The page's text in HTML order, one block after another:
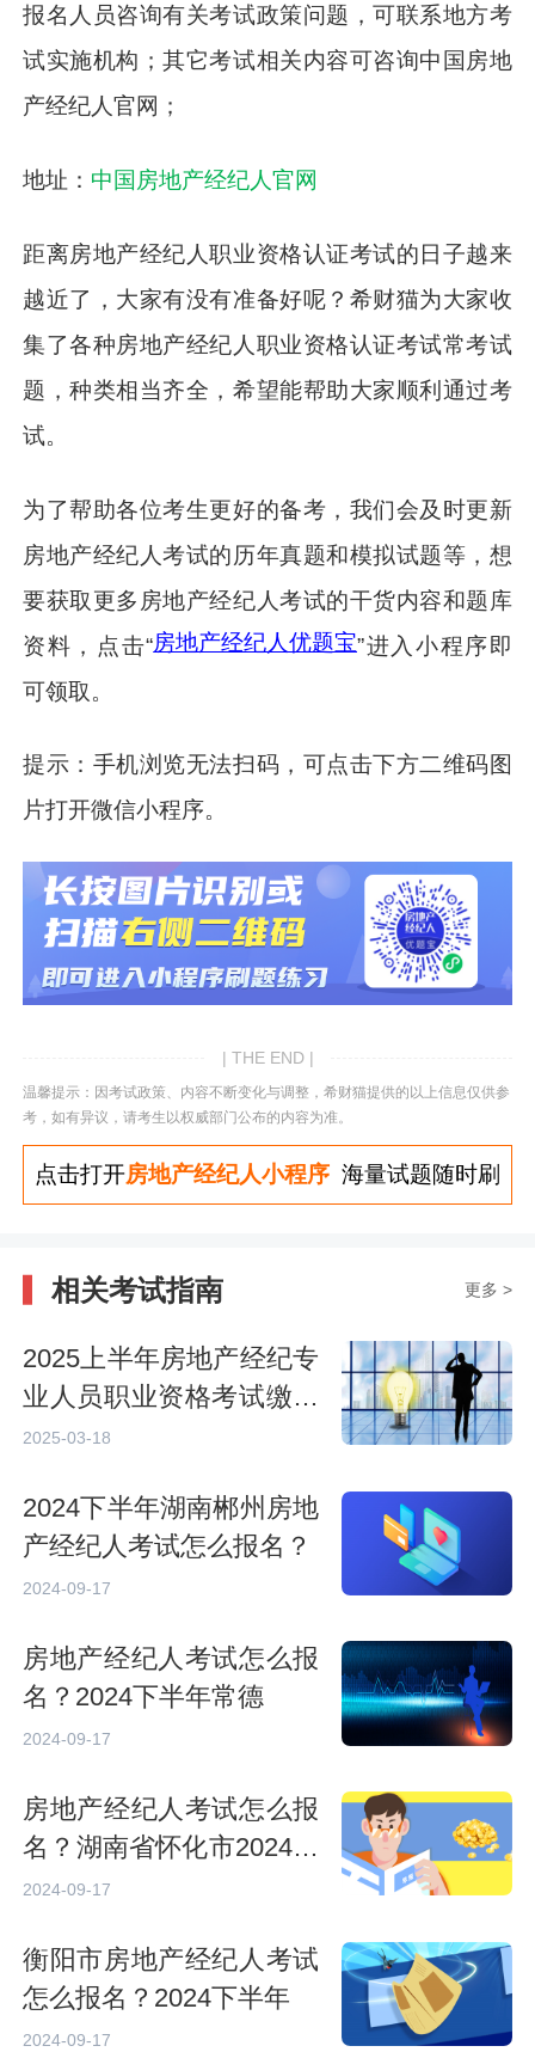
报名人员咨询有关考试政策问题，可联系地方考
试实施机构；其它考试相关内容可咨询中国房地
产经纪人官网；
地址： 中国房地产经纪人官网
距离房地产经纪人职业资格认证考试的日子越来
越近了，大家有没有准备好呢？希财猫为大家收
集了各种房地产经纪人职业资格认证考试常考试
题，种类相当齐全，希望能帮助大家顺利通过考
试。
为了帮助各位考生更好的备考，我们会及时更新
房地产经纪人考试的历年真题和模拟试题等，想
要获取更多房地产经纪人考试的干货内容和题库
资料，点击“房地产经纪人优题宝”进入小程序即
可领取。
提示：手机浏览无法扫码，可点击下方二维码图
片打开微信小程序。
| THE END |
温馨提示：因考试政策、内容不断变化与调整，希财猫提供的以上信息仅供参
考，如有异议，请考生以权威部门公布的内容为准。
点击打开房地产经纪人小程序 海量试题随时刷
相关考试指南 更多 >
2025上半年房地产经纪专
业人员职业资格考试缴费
确认
2025-03-18
2024下半年湖南郴州房地
产经纪人考试怎么报名？
2024-09-17
房地产经纪人考试怎么报
名？2024下半年常德
2024-09-17
房地产经纪人考试怎么报
名？湖南省怀化市2024下
半年
2024-09-17
衡阳市房地产经纪人考试
怎么报名？2024下半年
2024-09-17